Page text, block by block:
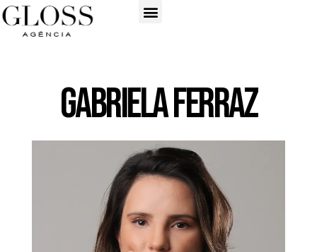
Gabriela Ferraz